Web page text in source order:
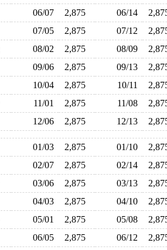
06/07 2,875 06/14
07/05 2,875 07/12
08/02 2,875 08/09
09/06 2,875 09/13
10/04 2,875 10/11
11/01 2,875 11/08
12/06 2,875 12/13
01/03 2,875 01/10
02/07 2,875 02/14
03/06 2,875 03/13
04/03 2,875 04/10
05/01 2,875 05/08
06/05 2,875 06/12